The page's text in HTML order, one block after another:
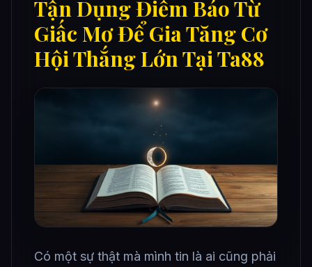
Tận Dụng Điềm Báo Từ
Giấc Mơ Để Gia Tăng Cơ
Hội Thắng Lớn Tại Ta88
Có một sự thật mà mình tin là ai cũng phải